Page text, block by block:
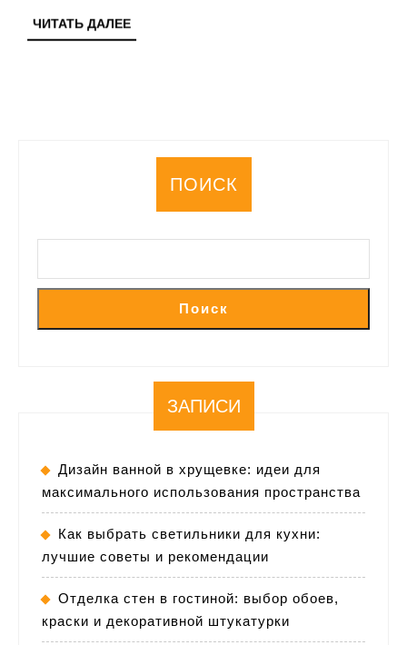
ЧИТАТЬ ДАЛЕЕЧИТАТЬ
ДАЛЕЕ
ПОИСК
Поиск
ЗАПИСИ
Дизайн ванной в хрущевке: идеи для
максимального использования пространства
Как выбрать светильники для кухни:
лучшие советы и рекомендации
Отделка стен в гостиной: выбор обоев,
краски и декоративной штукатурки